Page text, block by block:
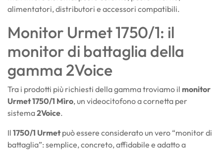
alimentatori, distributori e accessori compatibili.
Monitor Urmet 1750/1: il
monitor di battaglia della
gamma 2Voice
Tra i prodotti più richiesti della gamma troviamo il monitor
Urmet 1750/1 Mìro, un videocitofono a cornetta per
sistema2Voice.
Il 1750/1 Urmetpuò essere considerato un vero “monitor di
battaglia”: semplice, concreto, affidabile e adatto a